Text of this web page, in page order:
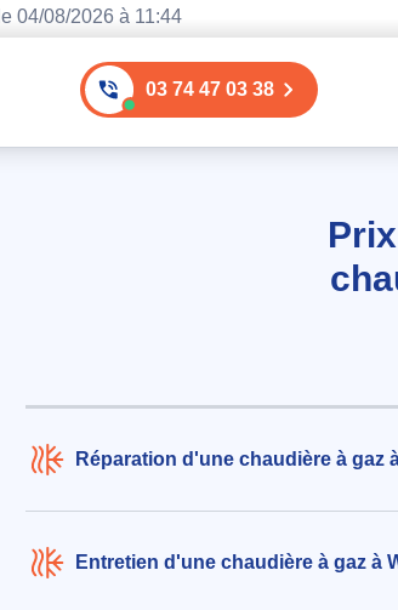
le 04/08/2026 à 11:44
Contrat d'entretien annuel et diagnostic
de dysfonctionnement du système de
Wittelsheim (68310)
le 03/08/2026 à 10:48
03 74 47 03 38
Réparation d'une chaudière à gaz
Entretien d'une chaudière à gaz à